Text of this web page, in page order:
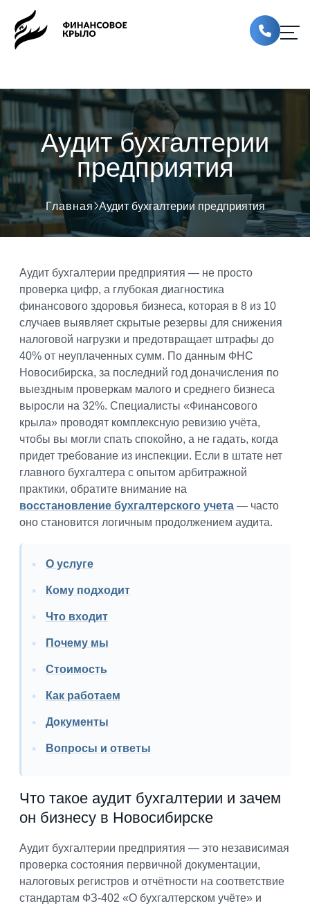
Аудит бухгалтерии
предприятия
Главная Аудит бухгалтерии предприятия
Аудит бухгалтерии предприятия — не просто
проверка цифр, а глубокая диагностика
финансового здоровья бизнеса, которая в 8 из 10
случаев выявляет скрытые резервы для снижения
налоговой нагрузки и предотвращает штрафы до
40% от неуплаченных сумм. По данным ФНС
Новосибирска, за последний год доначисления по
выездным проверкам малого и среднего бизнеса
выросли на 32%. Специалисты «Финансового
крыла» проводят комплексную ревизию учёта,
чтобы вы могли спать спокойно, а не гадать, когда
придет требование из инспекции. Если в штате нет
главного бухгалтера с опытом арбитражной
практики, обратите внимание на
восстановление бухгалтерского учета — часто
оно становится логичным продолжением аудита.
О услуге
Кому подходит
Что входит
Почему мы
Стоимость
Как работаем
Документы
Вопросы и ответы
Что такое аудит бухгалтерии и зачем
он бизнесу в Новосибирске
Аудит бухгалтерии предприятия — это независимая
проверка состояния первичной документации,
налоговых регистров и отчётности на соответствие
стандартам ФЗ-402 «О бухгалтерском учёте» и